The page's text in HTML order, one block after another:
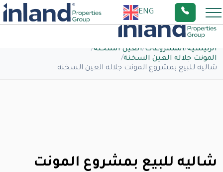
ENG
الرئيسية/المشروعات/العين السخنة/
المونت جلاله العين السخنة/
شاليه للبيع بمشروع المونت جلاله العين السخنه
شاليه للبيع بمشروع المونت